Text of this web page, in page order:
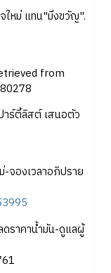
หม่ แทน"มิ่งขวัญ".
from
าร์ตี้ลิสต์ เสนอตัว
จองเวลาอภิปราย
ดราคาน้ำมัน-ดูแลผู้